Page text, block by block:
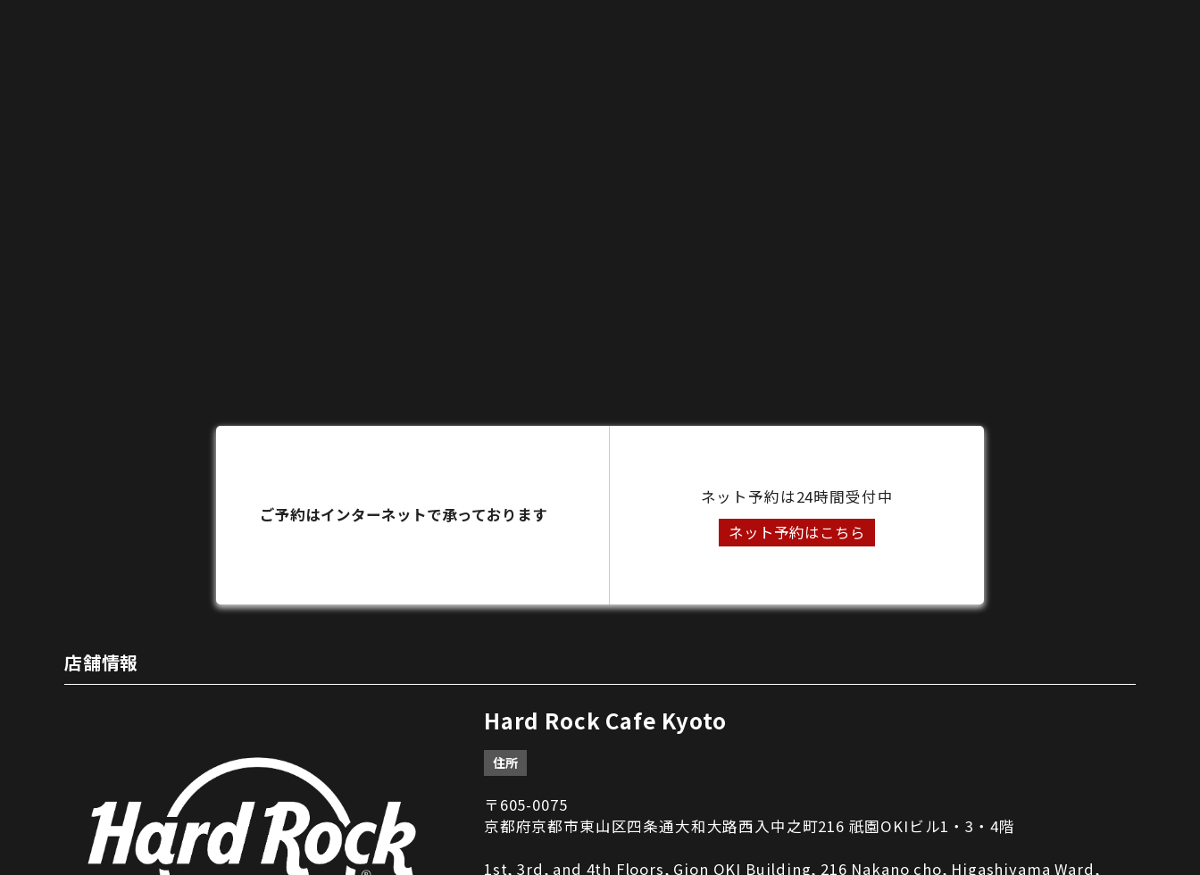
ご予約はインターネットで承っております
ネット予約は24時間受付中
ネット予約はこちら
店舗情報
Hard Rock Cafe Kyoto
住所
〒605-0075
京都府京都市東山区四条通大和大路西入中之町216 祇園OKIビル1・3・4階
1st, 3rd, and 4th Floors, Gion OKI Building, 216 Nakano cho, Higashiyama Ward,